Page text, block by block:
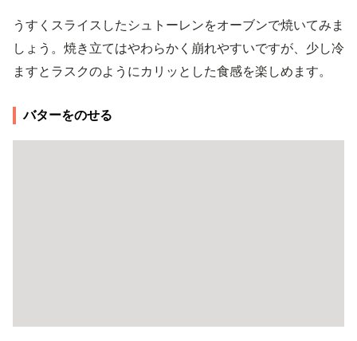
うすくスライスしたシュトーレンをオーブンで焼いてみま
しょう。焼き立てはやわらかく崩れやすいですが、少し冷
ますとラスクのようにカリッとした食感を楽しめます。
バターをのせる